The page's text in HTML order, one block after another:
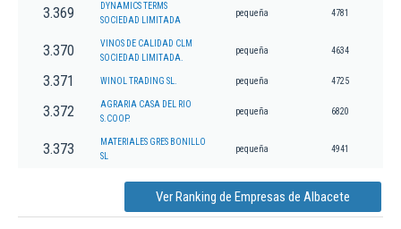
3.369
DYNAMICS TERMS
SOCIEDAD LIMITADA
pequeña 4781
3.370
VINOS DE CALIDAD CLM
SOCIEDAD LIMITADA.
pequeña 4634
3.371 WINOL TRADING SL. pequeña 4725
3.372
AGRARIA CASA DEL RIO
S.COOP.
pequeña 6820
3.373
MATERIALES GRES BONILLO
SL
pequeña 4941
Ver Ranking de Empresas de Albacete